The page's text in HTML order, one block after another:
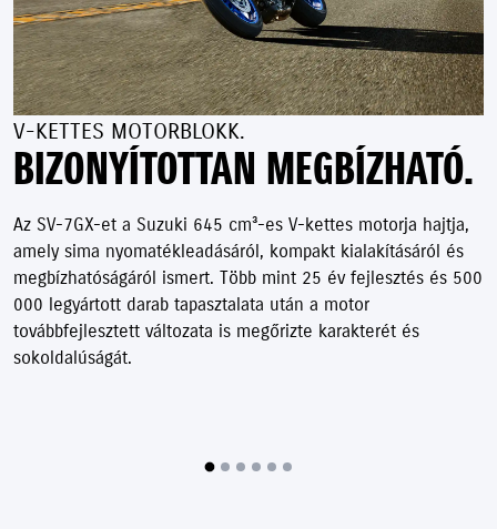
V-KETTES MOTORBLOKK.
BIZONYÍTOTTAN MEGBÍZHATÓ.
Az SV-7GX-et a Suzuki 645 cm³-es V-kettes motorja hajtja,
amely sima nyomatékleadásáról, kompakt kialakításáról és
megbízhatóságáról ismert. Több mint 25 év fejlesztés és 500
000 legyártott darab tapasztalata után a motor
továbbfejlesztett változata is megőrizte karakterét és
sokoldalúságát.